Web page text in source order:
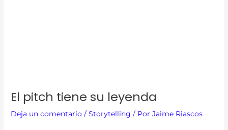
El pitch tiene su leyenda
Deja un comentario /Storytelling / PorJaime Riascos